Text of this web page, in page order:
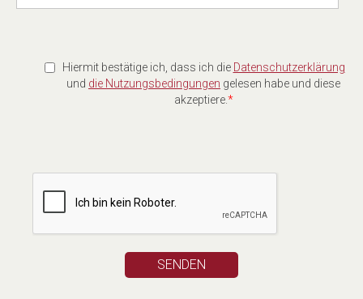
Hiermit bestätige ich, dass ich die Datenschutzerklärung
und die Nutzungsbedingungen gelesen habe und diese
akzeptiere.*